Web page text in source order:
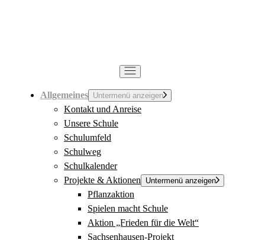
Allgemeines Untermenü anzeigen
Kontakt und Anreise
Unsere Schule
Schulumfeld
Schulweg
Schulkalender
Projekte & Aktionen
Untermenü anzeigen
Pflanzaktion
Spielen macht Schule
Aktion „Frieden für die Welt“
Sachsenhausen-Projekt